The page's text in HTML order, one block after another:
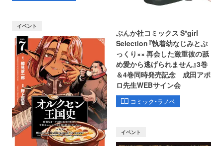
ぶんか社コミックス S*girl
Selection『執着幼なじみとぷ
っくり×× 再会した激重彼の舐
め愛から逃げられません』3巻
＆4巻同時発売記念 成田アポ
ロ先生WEBサイン会
コミック・ラノベ
イベント
イベント